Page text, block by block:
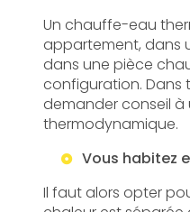
Un chauffe-eau
appartement, dans
dans une pièce
configuration. Dans
demander conseil à
thermodynamique.
Vous habitez
Il faut alors opter